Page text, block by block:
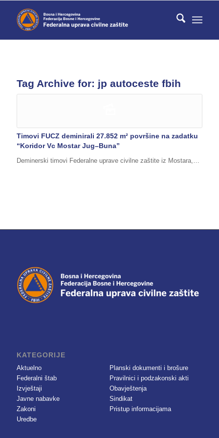
Tag Archive for: jp autoceste fbih
Timovi FUCZ deminirali 27.852 m² površine na zadatku
“Koridor Vc Mostar Jug–Buna”
Deminerski timovi Federalne uprave civilne zaštite iz Mostara,…
KATEGORIJE
Aktuelno
Federalni štab
Izvještaji
Javne nabavke
Zakoni
Uredbe
Planski dokumenti i brošure
Pravilnici i podzakonski akti
Obavještenja
Sindikat
Pristup informacijama